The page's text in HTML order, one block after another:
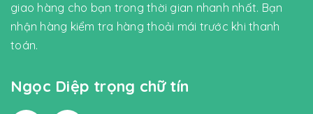
giao hàng cho bạn trong thời gian nhanh nhất. Bạn
nhận hàng kiểm tra hàng thoải mái trước khi thanh
toán.
Ngọc Diệp trọng chữ tín